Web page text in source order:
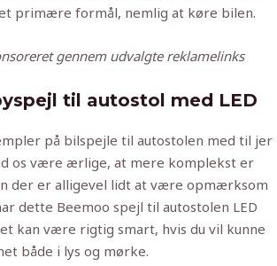
primære formål, nemlig at køre bilen.
gennem udvalgte reklamelinks
til autostol med LED
på bilspejle til autostolen med til jer
os være ærlige, at mere komplekst er
der er alligevel lidt at være opmærksom
dette Beemoo spejl til autostolen LED
kan være rigtig smart, hvis du vil kunne
både i lys og mørke.